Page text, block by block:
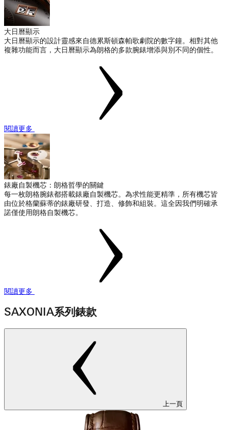
大日曆顯示
大日曆顯示的設計靈感來自德累斯頓森帕歌劇院的數字鐘。相對其他
複雜功能而言，大日曆顯示為朗格的多款腕錶增添與別不同的個性。
閱讀更多
錶廠自製機芯：朗格哲學的關鍵
每一枚朗格腕錶都搭載錶廠自製機芯。為求性能更精準，所有機芯皆
由位於格蘭蘇蒂的錶廠研發、打造、修飾和組裝。這全因我們明確承
諾僅使用朗格自製機芯。
閱讀更多
SAXONIA系列錶款
上一頁